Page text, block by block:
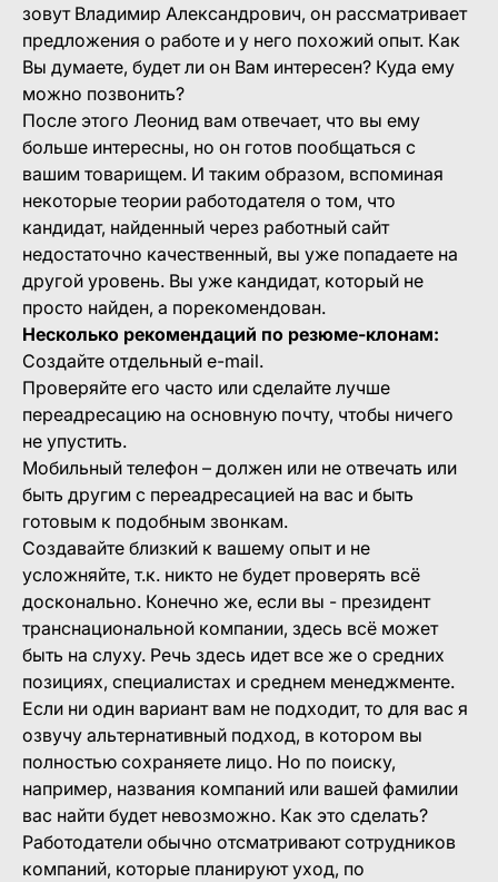
зовут Владимир Александрович, он рассматривает
предложения о работе и у него похожий опыт. Как
Вы думаете, будет ли он Вам интересен? Куда ему
можно позвонить?
После этого Леонид вам отвечает, что вы ему
больше интересны, но он готов пообщаться с
вашим товарищем. И таким образом, вспоминая
некоторые теории работодателя о том, что
кандидат, найденный через работный сайт
недостаточно качественный, вы уже попадаете на
другой уровень. Вы уже кандидат, который не
просто найден, а порекомендован.
Несколько рекомендаций по резюме-клонам:
Создайте отдельный e-mail.
Проверяйте его часто или сделайте лучше
переадресацию на основную почту, чтобы ничего
не упустить.
Мобильный телефон – должен или не отвечать или
быть другим с переадресацией на вас и быть
готовым к подобным звонкам.
Создавайте близкий к вашему опыт и не
усложняйте, т.к. никто не будет проверять всё
досконально. Конечно же, если вы - президент
транснациональной компании, здесь всё может
быть на слуху. Речь здесь идет все же о средних
позициях, специалистах и среднем менеджменте.
Если ни один вариант вам не подходит, то для вас я
озвучу альтернативный подход, в котором вы
полностью сохраняете лицо. Но по поиску,
например, названия компаний или вашей фамилии
вас найти будет невозможно. Как это сделать?
Работодатели обычно отсматривают сотрудников
компаний, которые планируют уход, по